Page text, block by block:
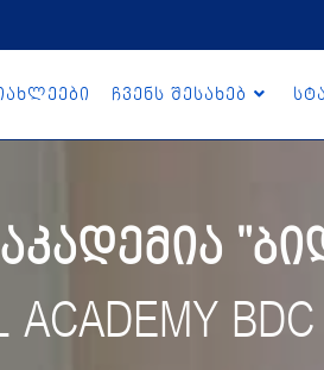
ჩვენს შესახებ
ACADEMY BDC